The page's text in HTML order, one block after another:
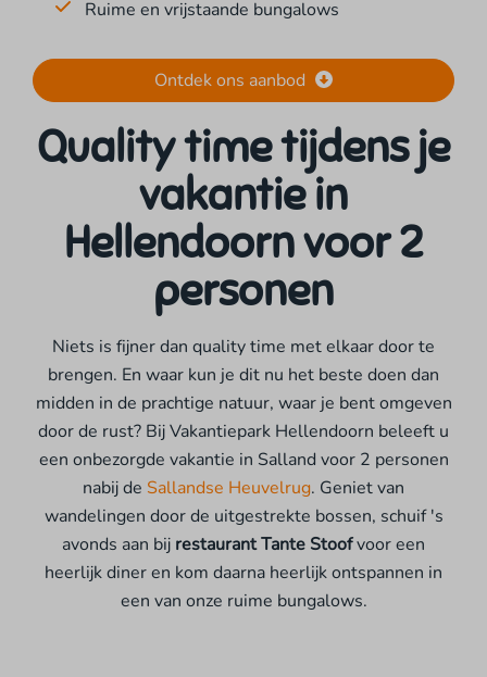
Ruime en vrijstaande bungalows
Ontdek ons aanbod
Quality time tijdens je
vakantie in
Hellendoorn voor 2
personen
Niets is fijner dan quality time met elkaar door te
brengen. En waar kun je dit nu het beste doen dan
midden in de prachtige natuur, waar je bent omgeven
door de rust? Bij Vakantiepark Hellendoorn beleeft u
een onbezorgde vakantie in Salland voor 2 personen
nabij de Sallandse Heuvelrug. Geniet van
wandelingen door de uitgestrekte bossen, schuif 's
avonds aan bij restaurant Tante Stoofvoor een
heerlijk diner en kom daarna heerlijk ontspannen in
een van onze ruime bungalows.